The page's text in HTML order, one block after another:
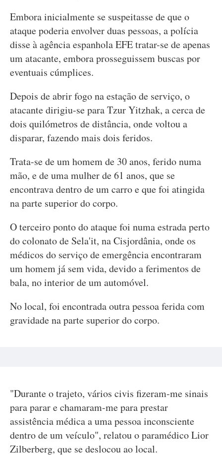
Embora inicialmente se suspeitasse de que o
ataque poderia envolver duas pessoas, a polícia
disse à agência espanhola EFE tratar-se de apenas
um atacante, embora prosseguissem buscas por
eventuais cúmplices.
Depois de abrir fogo na estação de serviço, o
atacante dirigiu-se para Tzur Yitzhak, a cerca de
dois quilómetros de distância, onde voltou a
disparar, fazendo mais dois feridos.
Trata-se de um homem de 30 anos, ferido numa
mão, e de uma mulher de 61 anos, que se
encontrava dentro de um carro e que foi atingida
na parte superior do corpo.
O terceiro ponto do ataque foi numa estrada perto
do colonato de Sela'it, na Cisjordânia, onde os
médicos do serviço de emergência encontraram
um homem já sem vida, devido a ferimentos de
bala, no interior de um automóvel.
No local, foi encontrada outra pessoa ferida com
gravidade na parte superior do corpo.
"Durante o trajeto, vários civis fizeram-me sinais
para parar e chamaram-me para prestar
assistência médica a uma pessoa inconsciente
dentro de um veículo", relatou o paramédico Lior
Zilberberg, que se deslocou ao local.